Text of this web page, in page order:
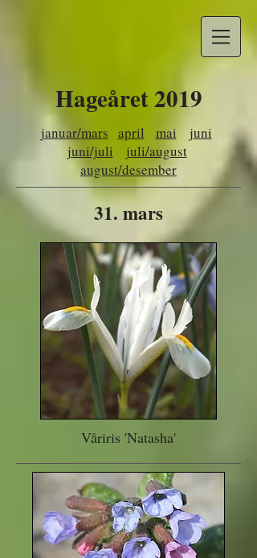
Hageåret 2019​
januar/mars april mai
juni
juni/juli
juli/august
august/desember
31. mars
Våriris 'Natasha'